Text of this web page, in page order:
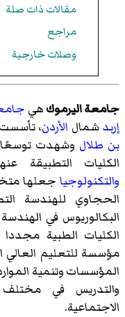
مقالات ذات صلة
مراجع
وصلات خارجية
جامعة اليرموكهي
إربدشمال الأردن،
بن طلال وشهدت توسعًا
الكليات
والتكنولوجيا جعلها
الحجاوي للهندسة
البكالوريوس في
مؤسسة للتعليم العالي
المؤسسات وتنمية
والتدريس في مختلف
الاجتماعية.